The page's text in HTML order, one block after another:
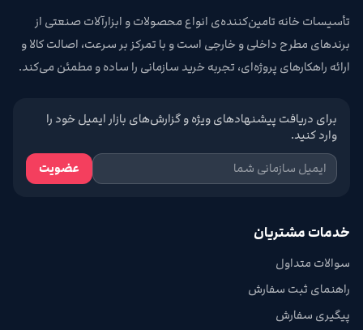
تأسیسات خانه تامین‌کننده‌ی انواع محصولات و ابزارآلات صنعتی از
برندهای مطرح داخلی و خارجی است و با تمرکز بر سرعت، اصالت کالا و
ارائه راهکارهای پروژه‌ای، تجربه خرید سازمانی را ساده و مطمئن می‌کند.
برای دریافت پیشنهادهای ویژه و گزارش‌های بازار ایمیل خود را
وارد کنید.
عضویت
خدمات مشتریان
سوالات متداول
راهنمای ثبت سفارش
پیگیری سفارش